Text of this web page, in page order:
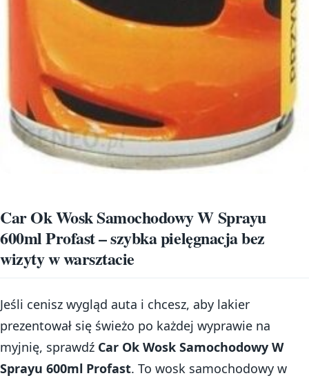
Car Ok Wosk Samochodowy W Sprayu
600ml Profast – szybka pielęgnacja bez
wizyty w warsztacie
Jeśli cenisz wygląd auta i chcesz, aby lakier
prezentował się świeżo po każdej wyprawie na
myjnię, sprawdź Car Ok Wosk Samochodowy W
Sprayu 600ml Profast. To wosk samochodowy w